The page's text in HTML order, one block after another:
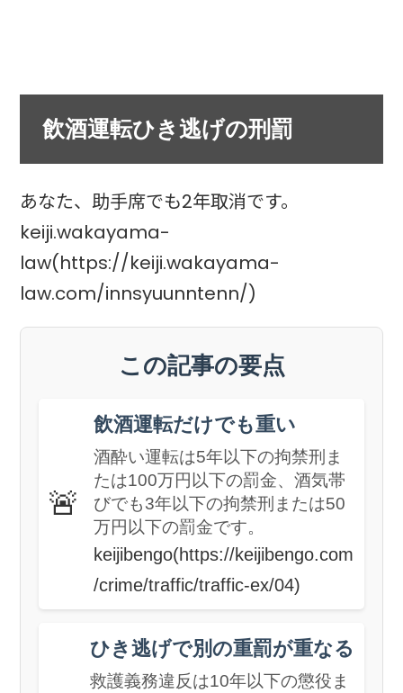
飲酒運転ひき逃げの刑罰
あなた、助手席でも2年取消です。
keiji.wakayama-
law(https://keiji.wakayama-
law.com/innsyuunntenn/)
この記事の要点
🚨
飲酒運転だけでも重い
酒酔い運転は5年以下の拘禁刑ま
たは100万円以下の罰金、酒気帯
びでも3年以下の拘禁刑または50
万円以下の罰金です。
keijibengo(https://keijibengo.com
/crime/traffic/traffic-ex/04)
ひき逃げで別の重罰が重なる
救護義務違反は10年以下の懲役ま